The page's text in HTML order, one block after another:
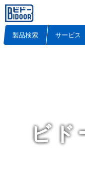
製品検索 サービス
ビド